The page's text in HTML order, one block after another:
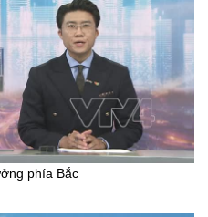
phía Bắc